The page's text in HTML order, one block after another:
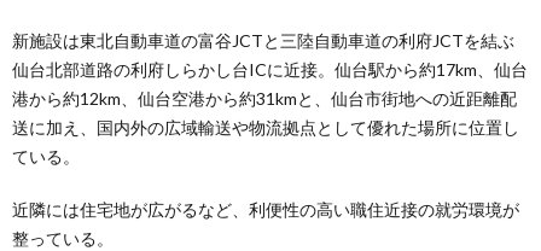
新施設は東北自動車道の富谷JCTと三陸自動車道の利府JCTを結ぶ
仙台北部道路の利府しらかし台ICに近接。仙台駅から約17km、仙台
港から約12km、仙台空港から約31kmと、仙台市街地への近距離配
送に加え、国内外の広域輸送や物流拠点として優れた場所に位置し
ている。
近隣には住宅地が広がるなど、利便性の高い職住近接の就労環境が
整っている。